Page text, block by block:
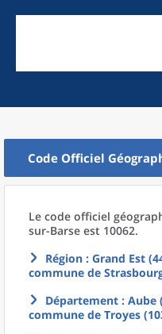
Code Officiel
Le code officiel
sur-Barse est 10062.
Région : Grand Est
commune de
Département : Aube
commune de Troyes